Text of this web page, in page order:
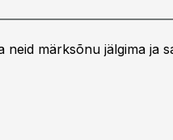
neid märksõnu jälgima ja